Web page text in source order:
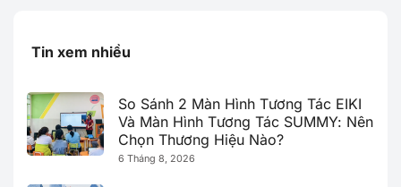
Tin xem nhiều
So Sánh 2 Màn Hình Tương Tác EIKI
Và Màn Hình Tương Tác SUMMY: Nên
Chọn Thương Hiệu Nào?
6 Tháng 8, 2026